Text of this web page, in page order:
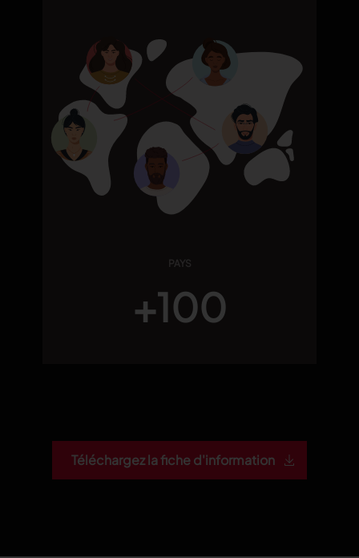
PAYS
+100
Téléchargez la fiche d'information